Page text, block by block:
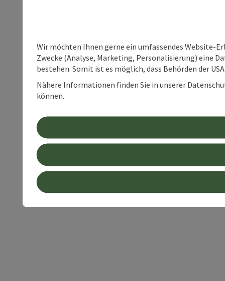
Wir möchten Ihnen gerne ein umfassendes Website-
Zwecke (Analyse, Marketing, Personalisierung) eine
bestehen. Somit ist es möglich, dass Behörden der
Nähere Informationen finden Sie in unserer
können.